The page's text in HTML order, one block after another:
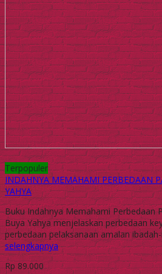
Terpopuler
INDAHNYA MEMAHAMI PERBEDAAN
YAHYA
Buku Indahnya Memahami Perbedaan
Buya Yahya menjelaskan perbedaan
perbedaan pelaksanaan amalan
selengkapnya
Rp 89.000